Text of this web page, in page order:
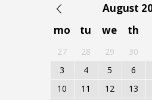
August
mo
tu we th
27 28 29 30
3
4 5 6
10
11 12 13